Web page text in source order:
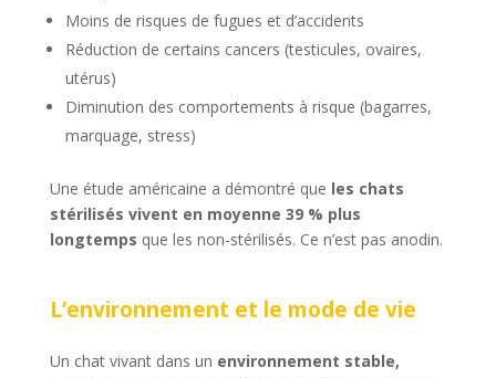
Moins de risques de fugues et d’accidents
Réduction de certains cancers (testicules, ovaires,
utérus)
Diminution des comportements à risque (bagarres,
marquage, stress)
Une étude américaine a démontré que les chats
stérilisés vivent en moyenne 39 % plus
longtemps que les non-stérilisés. Ce n’est pas anodin.
L’environnement et le mode de vie
Un chat vivant dans un environnement stable,